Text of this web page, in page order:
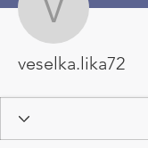
veselka.lika72